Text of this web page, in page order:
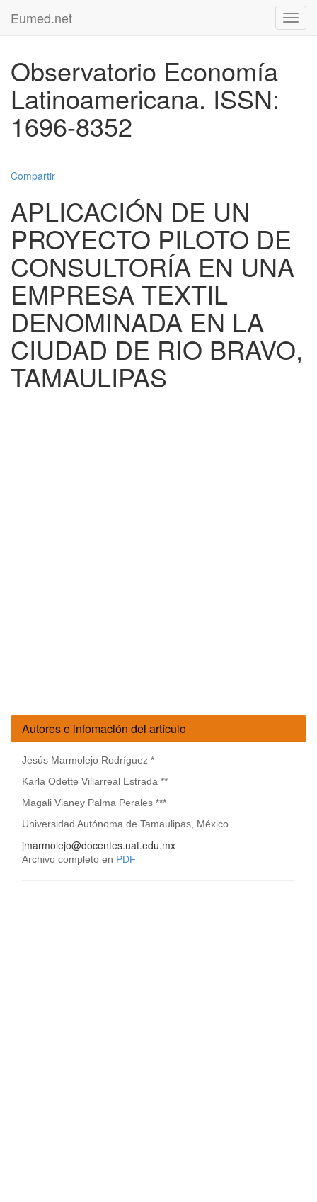
Eumed.net
Observatorio Economía
Latinoamericana. ISSN:
1696-8352
Compartir
APLICACIÓN DE UN
PROYECTO PILOTO DE
CONSULTORÍA EN UNA
EMPRESA TEXTIL
DENOMINADA EN LA
CIUDAD DE RIO BRAVO,
TAMAULIPAS
Autores e infomación del artículo
Jesús Marmolejo Rodríguez *
Karla Odette Villarreal Estrada **
Magali Vianey Palma Perales ***
Universidad Autónoma de Tamaulipas, México
jmarmolejo@docentes.uat.edu.mx
Archivo completo en PDF